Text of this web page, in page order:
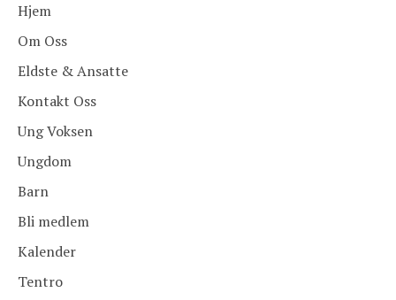
Hjem
Om Oss
Eldste & Ansatte
Kontakt Oss
Ung Voksen
Ungdom
Barn
Bli medlem
Kalender
Tentro